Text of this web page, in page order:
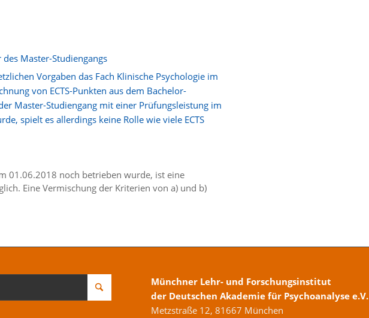
Master-Studiengangs
Vorgaben das Fach Klinische Psychologie im
von ECTS-Punkten aus dem Bachelor-
Master-Studiengang mit einer Prüfungsleistung im
spielt es allerdings keine Rolle wie viele ECTS
01.06.2018 noch betrieben wurde, ist eine
Eine Vermischung der Kriterien von a) und b)
Münchner Lehr- und Forschungsinstitut
der Deutschen Akademie für Psychoanalyse e.V.
Metzstraße 12, 81667 München